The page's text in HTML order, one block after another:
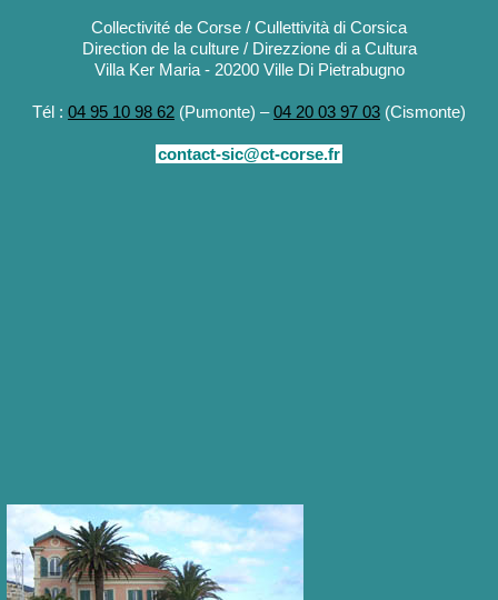
Collectivité de Corse / Cullettività di Corsica
Direction de la culture / Direzzione di a Cultura
Villa Ker Maria - 20200 Ville Di Pietrabugno
Tél : 04 95 10 98 62 (Pumonte) –04 20 03 97 03 (Cismonte)
contact-sic@ct-corse.fr